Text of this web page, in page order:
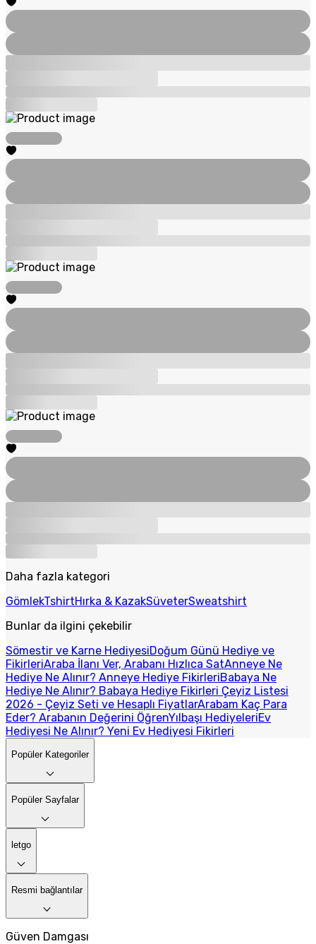
Daha fazla kategori
GömlekTshirtHırka & KazakSüveterSweatshirt
Bunlar da ilgini çekebilir
Sömestir ve Karne HediyesiDoğum Günü Hediye ve
FikirleriAraba İlanı Ver, Arabanı Hızlıca SatAnneye Ne
Hediye Ne Alınır? Anneye Hediye FikirleriBabaya Ne
Hediye Ne Alınır? Babaya Hediye Fikirleri Çeyiz Listesi
2026 - Çeyiz Seti ve Hesaplı FiyatlarArabam Kaç Para
Eder? Arabanın Değerini ÖğrenYılbaşı HediyeleriEv
Hediyesi Ne Alınır? Yeni Ev Hediyesi Fikirleri
Popüler Kategoriler
Popüler Sayfalar
letgo
Resmi bağlantılar
Güven Damgası